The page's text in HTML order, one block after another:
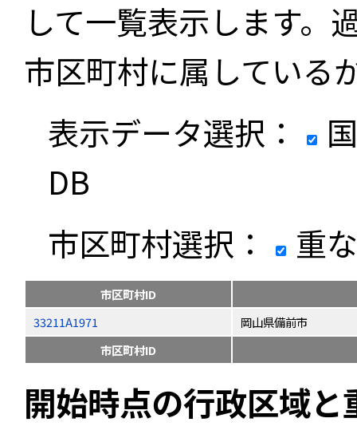
して一覧表示します。
市区町村に属している
表示データ選択：
DB
市区町村選択：
重
市区町村ID
33211A1971
岡山県備前市
市区町村ID
開始時点の行政区域